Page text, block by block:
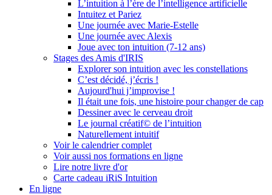
L’intuition à l’ère de l’intelligence artificielle
Intuitez et Pariez
Une journée avec Marie-Estelle
Une journée avec Alexis
Joue avec ton intuition (7-12 ans)
Stages des Amis d'IRIS
Explorer son intuition avec les constellations
C’est décidé, j’écris !
Aujourd'hui j’improvise !
Il était une fois, une histoire pour changer de cap
Dessiner avec le cerveau droit
Le journal créatif© de l’intuition
Naturellement intuitif
Voir le calendrier complet
Voir aussi nos formations en ligne
Lire notre livre d'or
Carte cadeau iRiS Intuition
En ligne